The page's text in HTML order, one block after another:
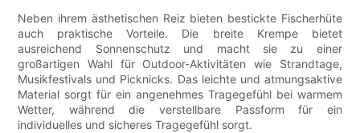
Neben ihrem ästhetischen Reiz bieten bestickte Fischerhüte
auch praktische Vorteile. Die breite Krempe bietet
ausreichend Sonnenschutz und macht sie zu einer
großartigen Wahl für Outdoor-Aktivitäten wie Strandtage,
Musikfestivals und Picknicks. Das leichte und atmungsaktive
Material sorgt für ein angenehmes Tragegefühl bei warmem
Wetter, während die verstellbare Passform für ein
individuelles und sicheres Tragegefühl sorgt.